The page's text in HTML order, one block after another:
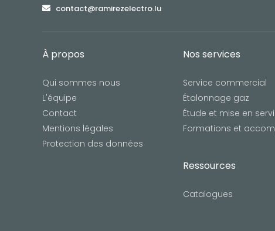
contact@ramirezelectro.lu
À propos
Qui sommes nous
L'équipe
Contact
Mentions légales
Protection des données
Nos services
Service commercial
Étalonnage gaz
Étude et mise en
Formations et
Ressources
Catalogues